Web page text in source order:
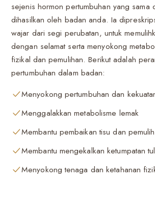
sejenis hormon pertumbuhan yang sama
dihasilkan oleh badan anda. Ia
wajar dari segi perubatan, untuk
dengan selamat serta menyokong
fizikal dan pemulihan. Berikut adalah
pertumbuhan dalam badan:
Menyokong pertumbuhan dan
Menggalakkan metabolisme lemak
Membantu pembaikan tisu dan
Membantu mengekalkan ketumpatan
Menyokong tenaga dan ketahanan